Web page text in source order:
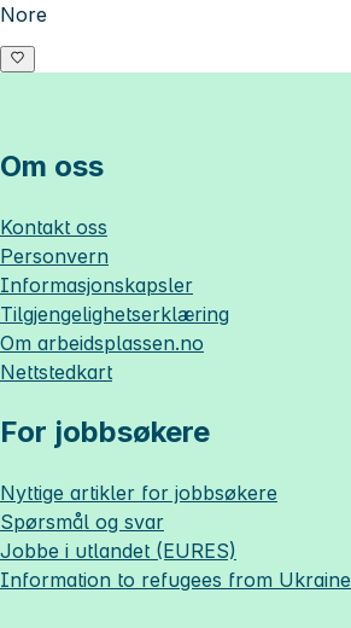
Nore
Om oss
Kontakt oss
Personvern
Informasjonskapsler
Tilgjengelighetserklæring
Om arbeidsplassen.no
Nettstedkart
For jobbsøkere
Nyttige artikler for jobbsøkere
Spørsmål og svar
Jobbe i utlandet (EURES)
Information to refugees from Ukraine